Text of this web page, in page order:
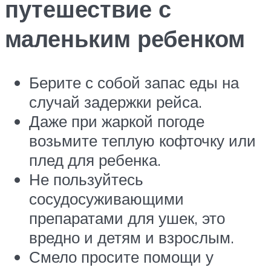
путешествие с
маленьким ребенком
Берите с собой запас еды на
случай задержки рейса.
Даже при жаркой погоде
возьмите теплую кофточку или
плед для ребенка.
Не пользуйтесь
сосудосуживающими
препаратами для ушек, это
вредно и детям и взрослым.
Смело просите помощи у